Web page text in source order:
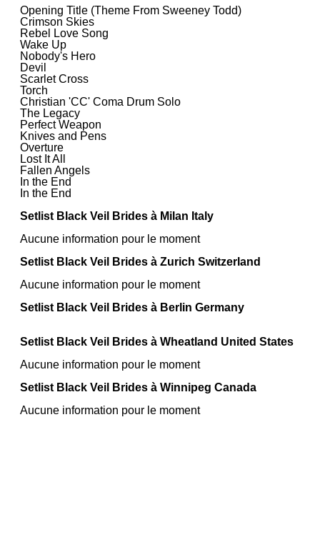
Opening Title (Theme From Sweeney Todd)
Crimson Skies
Rebel Love Song
Wake Up
Nobody's Hero
Devil
Scarlet Cross
Torch
Christian 'CC' Coma Drum Solo
The Legacy
Perfect Weapon
Knives and Pens
Overture
Lost It All
Fallen Angels
In the End
In the End
Setlist Black Veil Brides à Milan Italy
Aucune information pour le moment
Setlist Black Veil Brides à Zurich Switzerland
Aucune information pour le moment
Setlist Black Veil Brides à Berlin Germany
Setlist Black Veil Brides à Wheatland United States
Aucune information pour le moment
Setlist Black Veil Brides à Winnipeg Canada
Aucune information pour le moment